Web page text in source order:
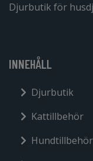
Djurbutik för
INNEHÅLL
Djurbutik
Kattillbehör
Hundtillbehör